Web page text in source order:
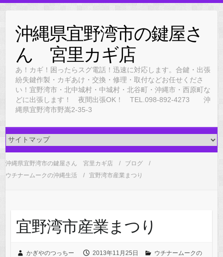
content沖縄県宜野湾市の鍵屋さ
ん 宮里カギ店
あ！カギ！困ったらスグ電話！迅速に対応します。合鍵・出張
紛失鍵作製・カギあけ・交換・修理・取付などお任せくださ
い！宜野湾市・北中城村・中城村・北谷町・沖縄市・西原町な
どに出張します！ 夜間出張OK！ TEL.098-892-4273 沖
縄県宜野湾市野嵩2-35-3
沖縄県宜野湾市の鍵屋さん 宮里カギ店
ブログ
ウチナームークの沖縄生活
宜野湾市産業まつり
宜野湾市産業まつり
かぎやのつっちー 2013年11月25日
ウチナームークの